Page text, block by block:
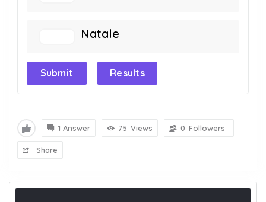
Natale
Submit Results
1 Answer 75 Views 0 Followers
Share